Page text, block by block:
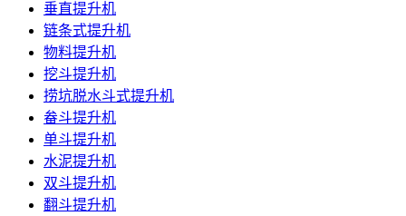
垂直提升机
链条式提升机
物料提升机
挖斗提升机
捞坑脱水斗式提升机
畚斗提升机
单斗提升机
水泥提升机
双斗提升机
翻斗提升机